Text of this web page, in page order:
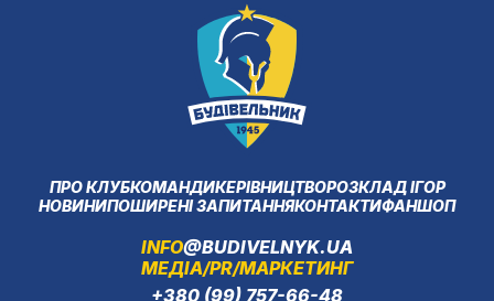
ПРО КЛУБКОМАНДИКЕРІВНИЦТВОРОЗКЛАД ІГОР
НОВИНИПОШИРЕНІ ЗАПИТАННЯКОНТАКТИФАНШОП
INFO@BUDIVELNYK.UA
МЕДІА/PR/МАРКЕТИНГ
+380 (99) 757-66-48